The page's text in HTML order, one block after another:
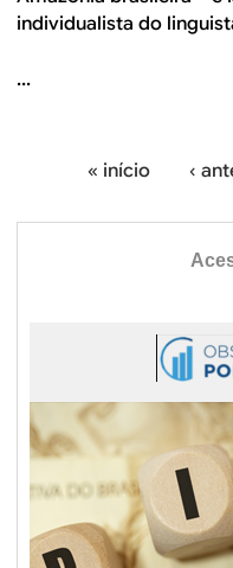
individualista do
...
a
s
« início ‹